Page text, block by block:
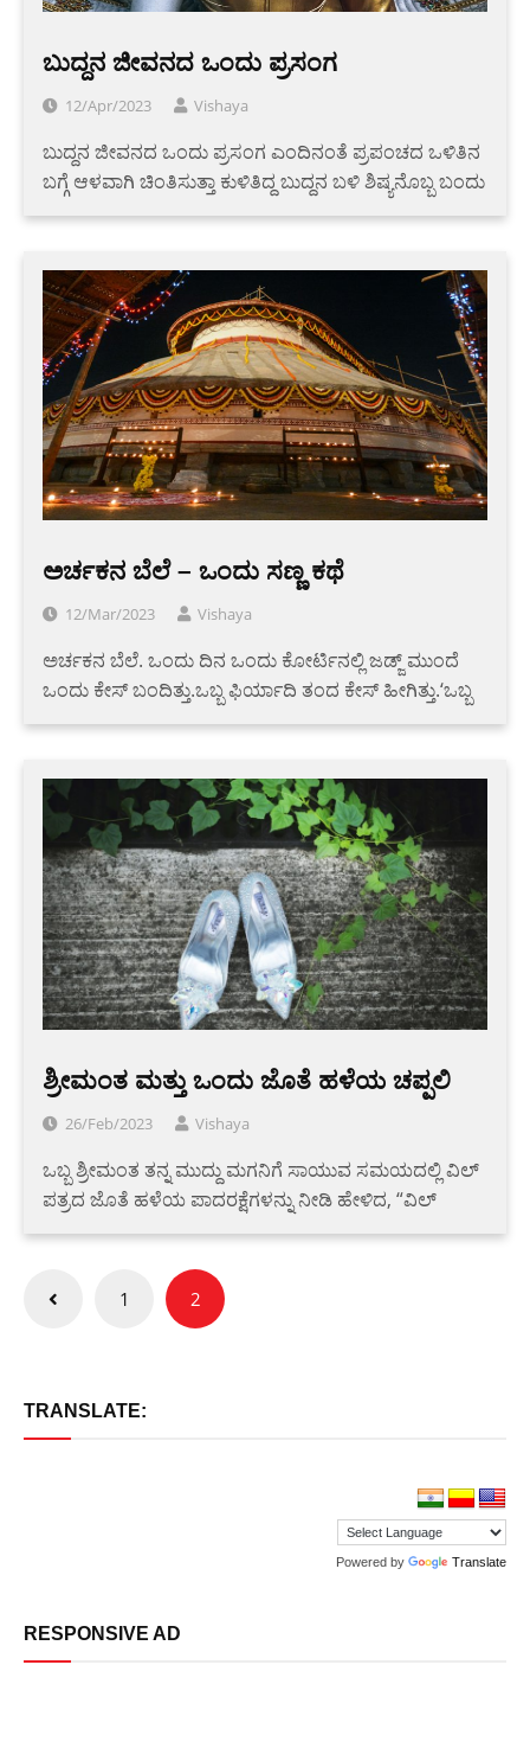
ಬುದ್ದನ ಜೀವನದ ಒಂದು ಪ್ರಸಂಗ
12/Apr/2023 Vishaya
ಬುದ್ದನ ಜೀವನದ ಒಂದು ಪ್ರಸಂಗ ಎಂದಿನಂತೆ ಪ್ರಪಂಚದ ಒಳಿತಿನ
ಬಗ್ಗೆ ಆಳವಾಗಿ ಚಿಂತಿಸುತ್ತಾ ಕುಳಿತಿದ್ದ ಬುದ್ದನ ಬಳಿ ಶಿಷ್ಯನೊಬ್ಬ ಬಂದು
ಅರ್ಚಕನ ಬೆಲೆ – ಒಂದು ಸಣ್ಣ ಕಥೆ
12/Mar/2023 Vishaya
ಅರ್ಚಕನ ಬೆಲೆ. ಒಂದು ದಿನ ಒಂದು ಕೋರ್ಟಿನಲ್ಲಿ ಜಡ್ಜ್ ಮುಂದೆ
ಒಂದು ಕೇಸ್ ಬಂದಿತ್ತು.ಒಬ್ಬ ಫಿರ್ಯಾದಿ ತಂದ ಕೇಸ್ ಹೀಗಿತ್ತು.‘ಒಬ್ಬ
ಶ್ರೀಮಂತ ಮತ್ತು ಒಂದು ಜೊತೆ ಹಳೆಯ ಚಪ್ಪಲಿ
26/Feb/2023 Vishaya
ಒಬ್ಬ ಶ್ರೀಮಂತ ತನ್ನ ಮುದ್ದು ಮಗನಿಗೆ ಸಾಯುವ ಸಮಯದಲ್ಲಿ ವಿಲ್
ಪತ್ರದ ಜೊತೆ ಹಳೆಯ ಪಾದರಕ್ಷೆಗಳನ್ನು ನೀಡಿ ಹೇಳಿದ, “ವಿಲ್
Posts
pagination
1 2
TRANSLATE:
Powered by Translate
RESPONSIVE AD